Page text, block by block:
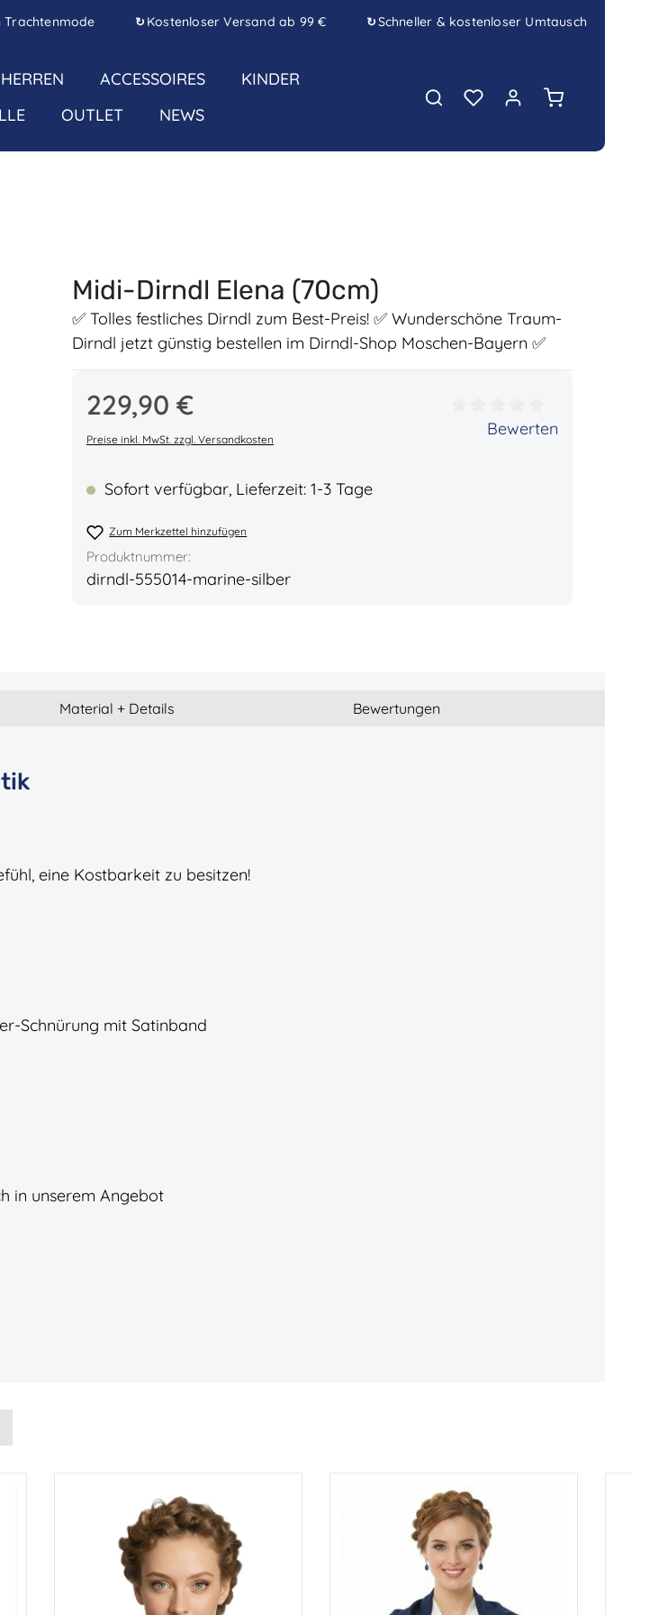
Trachtenmode ↻ Kostenloser Versand ab 99 € ↻Schneller & kostenloser Umtausch
HERREN ACCESSOIRES
KINDER
OUTLET NEWS
Warenkorb
Midi-Dirndl Elena (70cm)
✅ Tolles festliches Dirndl zum Best-Preis! ✅ Wunderschöne Traum-
Dirndl jetzt günstig bestellen im Dirndl-Shop Moschen-Bayern ✅
Regulärer Preis:
229,90 €
Preise inkl. MwSt. zzgl. Versandkosten
Bewerten
Sofort verfügbar, Lieferzeit: 1-3 Tage
Zum Merkzettel hinzufügen
Produktnummer:
dirndl-555014-marine-silber
Material + Details Bewertungen
eine Kostbarkeit zu besitzen!
Schnürung mit Satinband
in unserem Angebot